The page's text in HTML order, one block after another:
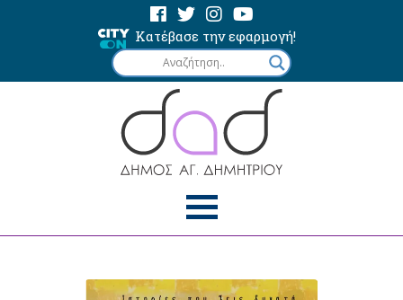
Κατέβασε την εφαρμογή!